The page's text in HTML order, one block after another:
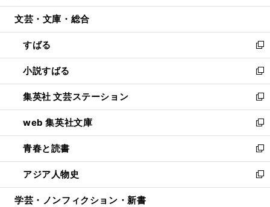
開
ウ
開
く
ン
ウ
で
開
く
ウ
ン
ド
ウ
で
開
く
文芸・文庫・総合
すばる
新
し
い
ウ
ィ
ン
ド
ウ
で
開
く
小説すばる
新
し
い
ウ
ィ
ン
ド
ウ
で
開
集英社 文芸ステーション
新
し
い
ウ
ィ
ン
ド
ウ
web 集英社文庫
新
し
い
ウ
ィ
ン
青春と読書
新
し
い
ウ
アジア人物史
新
し
学芸・ノンフィクション・新書